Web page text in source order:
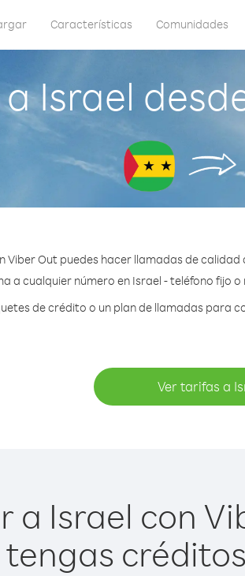
Características Comunidades
Israel
Viber Out puedes hacer llamadas de
a cualquier número en Israel - teléfono fijo
de crédito o un plan de llamadas para
Ver tarifas a
a Israel con